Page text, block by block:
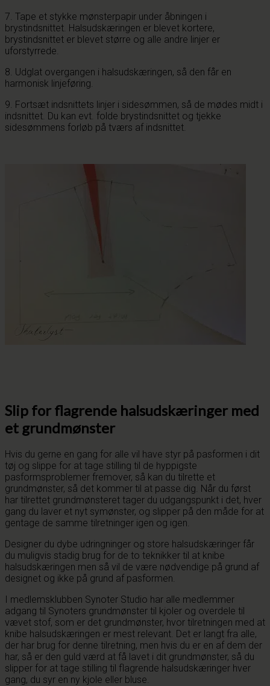
7. Tape et stykke mønsterpapir under åbningen i
brystindsnittet. Halsudskæringen er blevet kortere,
brystindsnittet er blevet større og alle andre linjer er
uforstyrrede.
8. Udglat overgangen i halsudskæringen, så den får en
harmonisk linjeføring.
9. Fortsæt indsnittets linjer i sidesømmen, så de mødes midt i
indsnittet. Du kan evt. folde brystindsnittet og tjekke
sidesømmens forløb på tværs af indsnittet.
Slip for flagrende halsudskæringer med
et grundmønster
Hvis du gerne en gang for alle vil have styr på pasformen i dit
tøj og slippe for at tage stilling til de hyppigste
pasformsproblemer fremover, så kan du tilrette et
grundmønster, så det kommer til at passe dig. Når du først
har tilrettet grundmønsteret tager du udgangspunkt i det, hver
gang du laver et nyt symønster, og slipper på den måde for at
gentage de samme tilretninger igen og igen.
Designer du dybe udringninger og store halsudskæringer får
du muligvis stadig brug for de to teknikker til at knibe
halsudskæringen men så vil de være nødvendige på grund af
designet og ikke på grund af pasformen.
I medlemsklubben Synoter Studio har alle medlemmer
adgang til Synoters grundmønster til kjoler og overdele til
vævet stof, som er det grundmønster, hvor tilretningen med at
knibe halsudskæringen er mest relevant. Det er langt fra alle,
der har brug for denne tilretning, men hvis du er en af dem der
har, så er den guld værd at få lavet i dit grundmønster, så du
slipper for at tage stilling til flagrende halsudskæringer hver
gang, du syr en ny kjole eller bluse.